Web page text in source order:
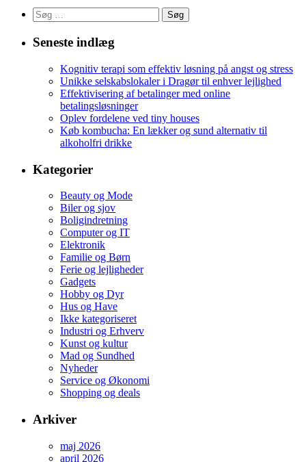
Søg
efter:
Seneste indlæg
Kognitiv terapi som effektiv løsning på angst og stress
Unikke selskabslokaler i Dragør til enhver lejlighed
Effektivisering af betalinger med online
betalingsløsninger
Oplev fordelene ved tiny houses
Køb kombucha: En lækker og sund alternativ til
alkoholfri drikke
Kategorier
Beauty og Mode
Biler og sjov
Boligindretning
Computer og IT
Elektronik
Familie og Børn
Ferie og lejligheder
Gadgets
Hobby og Dyr
Hus og Have
Ikke kategoriseret
Industri og Erhverv
Kunst og kultur
Mad og Sundhed
Nyheder
Service og Økonomi
Shopping og deals
Arkiver
maj 2026
april 2026